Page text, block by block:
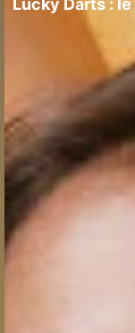
Lucky Darts :